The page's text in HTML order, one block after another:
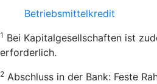
Betriebsmittelkredit
1 Bei Kapitalgesellschaften ist
erforderlich.
2 Abschluss in der Bank: Feste